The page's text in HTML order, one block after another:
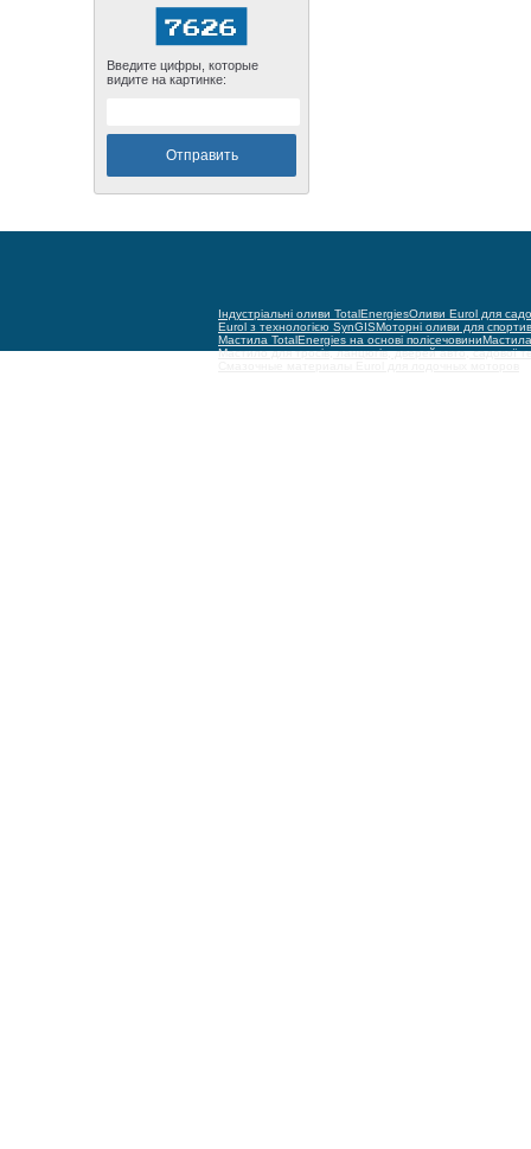
Введите цифры, которые
видите на картинке:
Індустріальні оливи TotalEnergiesОливи Eurol для
Eurol з технологією SynGISМоторні оливи для
Мастила TotalEnergies на основі полісечовини
Мастило для тросів, ланцюгів, дверей авто, садової